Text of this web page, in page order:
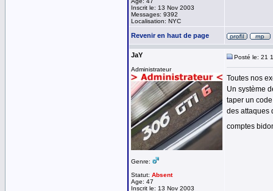
Inscrit le: 13 Nov 2003
Messages: 9392
Localisation: NYC
Revenir en haut de page
JaY
Administrateur
Genre:
Statut: Absent
Age: 47
Inscrit le: 13 Nov 2003
Posté le: 21
Toutes nos
Un système
taper un
des attaques
comptes